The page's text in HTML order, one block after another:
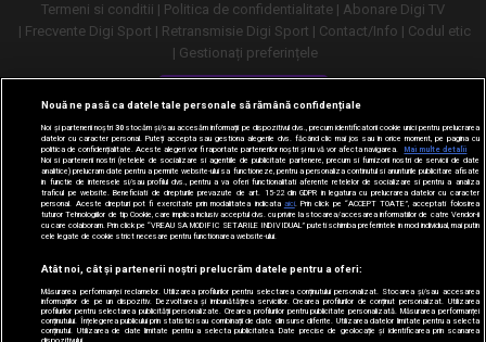
Termeni si conditii
Politica de confidentialitate
Abonare Digi TV
Frecvente Digi Sport
Retransmisie Digi Sport Contact/Info
Codul etic
Gestionați preferințele
Versiune desktop
Nouă ne pasă ca datele tale personale să rămână confidențiale
Noi și partenerii noștri30stocăm și/sau accesăm informații pe dispozitivul dvs., precum identificatorii cookie unici pentru prelucrarea
datelor cu caracter personal. Puteți accepta sau gestiona alegerile dvs. făcând clic mai jos sau în orice moment, pe pagina cu
politica de confidențialitate. Aceste alegeri vor fi raportate partenerilor noștri și nu vă vor afecta navigarea.
Mai multe detalii
Noi si partenerii nostri (retelele de socializare si agentiile de publicitate partenere, precum si furnizorii nostri de servicii de date
analitice) prelucram date pentru a permite website-ului sa functioneze, pentru a personaliza continutul si anunturile publicitare afisate
in functie de interesele si/sau profilul dvs., pentru a va oferi functionalitati aferente retelelor de socializare si pentru a analiza
traficul pe website. Beneficiati de drepturile prevazute de art. 15-22 din GDPR in legatura cu prelucrarea datelor cu caracter
personal. Aceste drepturi pot fi exercitate prin modalitatea indicata aici. Prin click pe “ACCEPT TOATE”, acceptati folosirea
tuturor Tehnologiilor de tip Cookie, care implica inclusiv acceptul dvs. cu privire la stocarea/accesarea informatiilor de catre Vendor-ii
cu care colaboram. Prin click pe “VREAU SA MODIFIC SETARILE INDIVIDUAL” puteti schimba preferintele in mod individual, mai putin
cele legate de cookie strict necesare pentru functionarea website-ului.
Atât noi, cât și partenerii noștri prelucrăm datele pentru a oferi:
Măsurarea performanței reclamelor. Utilizarea profilurilor pentru selectarea conținutului personalizat. Stocarea și/sau accesarea
informațiilor de pe un dispozitiv. Dezvoltarea și îmbunătățirea serviciilor. Crearea profilurilor de conținut personalizat. Utilizarea
profilurilor pentru selectarea publicității personalizate. Crearea profilurilor pentru publicitate personalizată. Măsurarea performanței
conținutului. Înțelegerea publicului prin statistici sau combinații de date din surse diferite. Utilizarea datelor limitate pentru a selecta
conținutul. Utilizarea de date limitate pentru a selecta publicitatea. Date precise de geolocație și identificarea prin scanarea